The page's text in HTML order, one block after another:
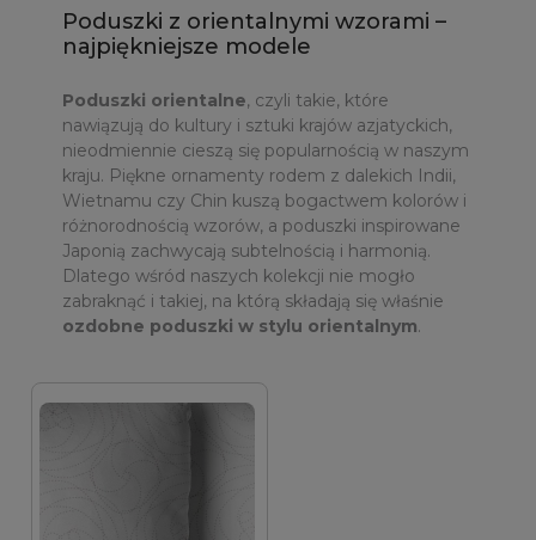
Poduszki z orientalnymi wzorami –
najpiękniejsze modele
Poduszki orientalne, czyli takie, które
nawiązują do kultury i sztuki krajów azjatyckich,
nieodmiennie cieszą się popularnością w naszym
kraju. Piękne ornamenty rodem z dalekich Indii,
Wietnamu czy Chin kuszą bogactwem kolorów i
różnorodnością wzorów, a poduszki inspirowane
Japonią zachwycają subtelnością i harmonią.
Dlatego wśród naszych kolekcji nie mogło
zabraknąć i takiej, na którą składają się właśnie
ozdobne poduszki w stylu orientalnym.